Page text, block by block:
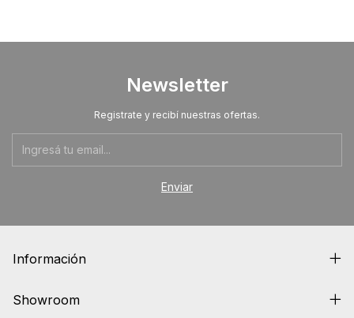
Newsletter
Registrate y recibí nuestras ofertas.
Información
Showroom